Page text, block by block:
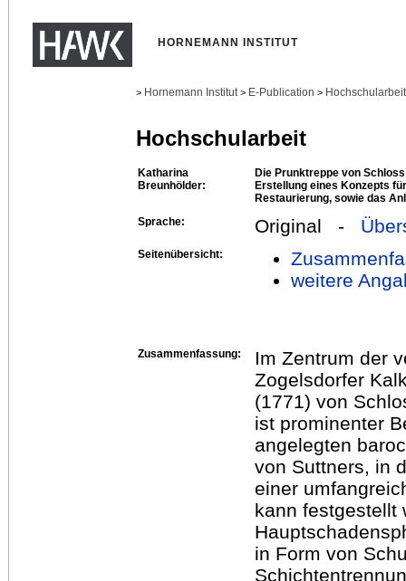
HORNEMANN INSTITUT
> Hornemann Institut > E-Publication >
Hochschularbeit
Katharina
Breunhölder:
Die Prunktreppe von
Erstellung eines Konzepts
Restaurierung, sowie das
Sprache:
Original -
Seitenübersicht:
weitere
Zusammenfassung:
Im Zentrum der
Zogelsdorfer
(1771) von
ist prominenter
angelegten
von Suttners, in
einer
kann festgestellt
in Form von